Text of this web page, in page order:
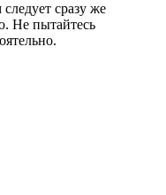
сразу же
Не пытайтесь